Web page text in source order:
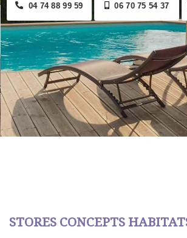
04 74 88 99 59 06 70 75 54 37
STORES CONCEPTS